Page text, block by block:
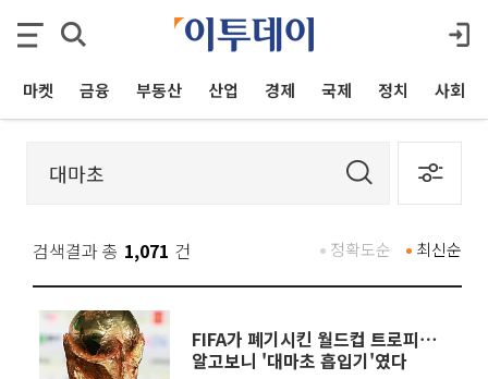
마켓 금융 부동산 산업 경제 국제 정치 사회
검색결과 총 1,071 건 최신순
정확도순
FIFA가 폐기시킨 월드컵 트로피⋯
알고보니 '대마초 흡입기'였다